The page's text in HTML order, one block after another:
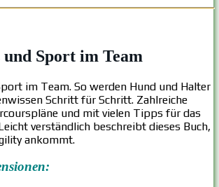
Sport im Team
im Team. So werden Hund und Halter
Schritt für Schritt. Zahlreiche
und mit vielen Tipps für das
verständlich beschreibt dieses Buch,
ankommt.